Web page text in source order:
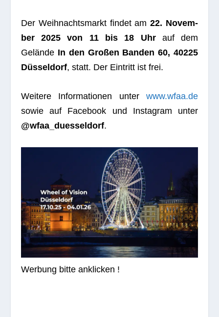
Der Weih­nachts­markt fin­det am22. Novem­
ber 2025 von 11 bis 18 Uhrauf dem
Gelände In den Gro­ßen Ban­den 60, 40225
Düs­sel­dorf, statt. Der Ein­tritt ist frei.
Wei­tere Infor­ma­tio­nen unterwww.wfaa.de
sowie auf Face­book und Insta­gram unter
@wfaa_duesseldorf.
Wer­bung bitte anklicken !